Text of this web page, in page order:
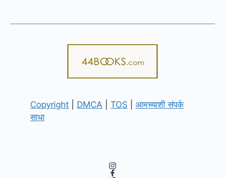
Copyright DMCA TOS
आमच्याशी संपर्क
साधा